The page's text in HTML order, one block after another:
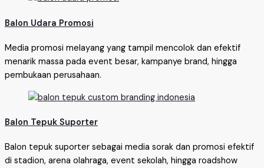
Balon Udara Promosi
Media promosi melayang yang tampil mencolok dan efektif
menarik massa pada event besar, kampanye brand, hingga
pembukaan perusahaan.
Balon Tepuk Suporter
Balon tepuk suporter sebagai media sorak dan promosi efektif
di stadion, arena olahraga, event sekolah, hingga roadshow